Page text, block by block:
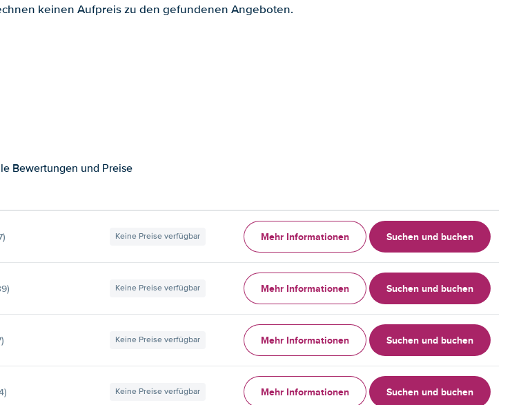
keinen Aufpreis zu den gefundenen Angeboten.
Bewertungen und Preise
Keine Preise verfügbar Mehr Informationen Suchen und buchen
Keine Preise verfügbar Mehr Informationen Suchen und buchen
Keine Preise verfügbar Mehr Informationen Suchen und buchen
Keine Preise verfügbar Mehr Informationen Suchen und buchen